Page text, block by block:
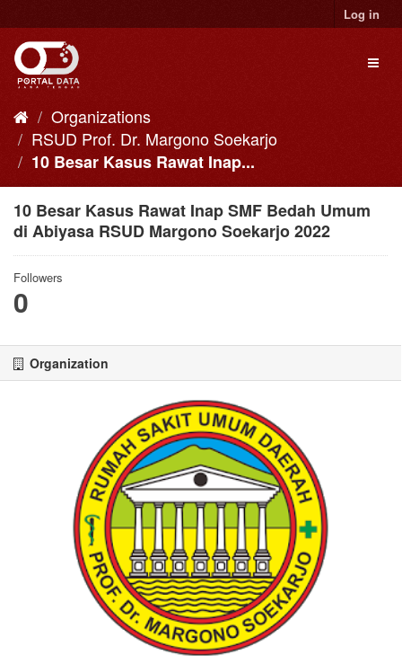
to
content
Log in
Organizations
RSUD Prof. Dr. Margono Soekarjo
10 Besar Kasus Rawat Inap...
10 Besar Kasus Rawat Inap SMF Bedah Umum
di Abiyasa RSUD Margono Soekarjo 2022
Followers
0
Organization